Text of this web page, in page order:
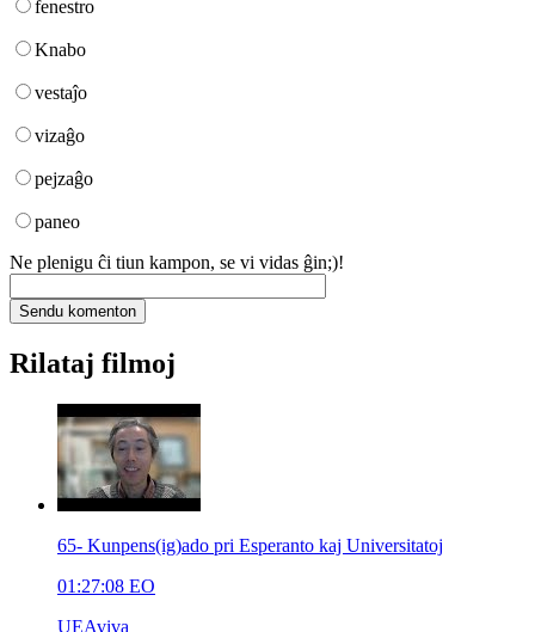
fenestro
Knabo
vestaĵo
vizaĝo
pejzaĝo
paneo
Ne plenigu ĉi tiun kampon, se vi vidas ĝin;)!
Rilataj filmoj
65- Kunpens(ig)ado pri Esperanto kaj Universitatoj
01:27:08 EO
UEAviva